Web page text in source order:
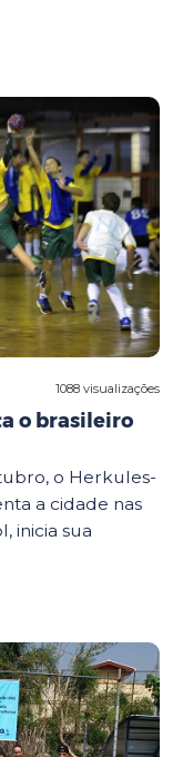
1088 visualizações
o brasileiro
o Herkules-
a cidade nas
inicia sua